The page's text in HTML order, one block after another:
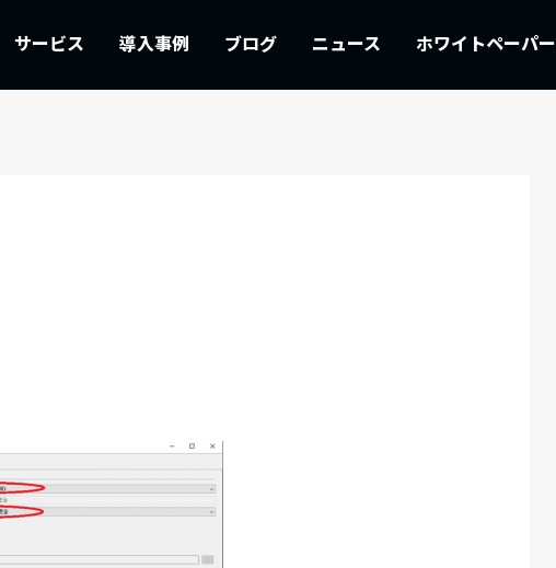
サービス 導入事例 ブログ ニュース ホワイトペーパー